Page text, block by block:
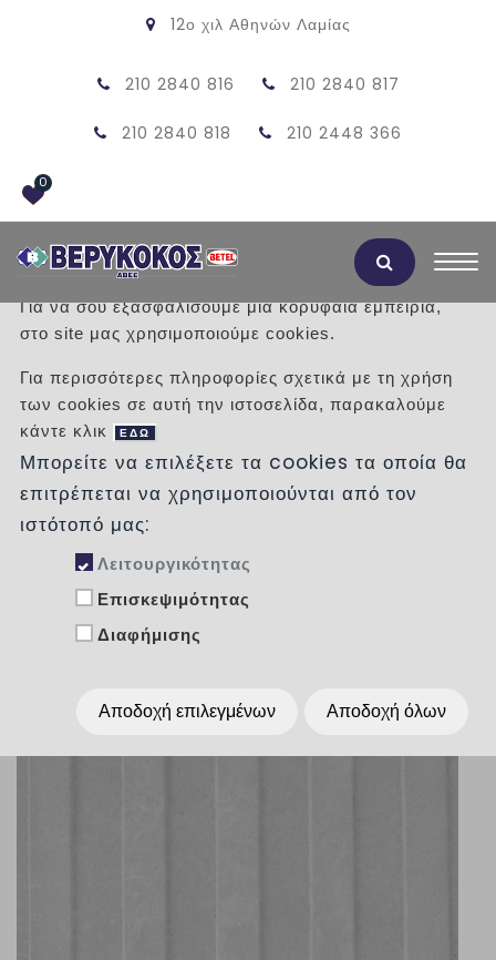
12ο χιλ Αθηνών Λαμίας
210 2840 816 210 2840 817
210 2840 818 210 2448 366
0
ΠΟΡΕΙΑΣ 40Χ40 ΓΚΡΙ
/ Προϊόντα / ΠΛΑΚΕΣ ΑΜΕΑ
Αποδοχή Cookies
Για να σου εξασφαλίσουμε μια κορυφαία εμπειρία,
στο site μας χρησιμοποιούμε cookies.
Για περισσότερες πληροφορίες σχετικά με τη χρήση
των cookies σε αυτή την ιστοσελίδα, παρακαλούμε
κάντε κλικ
ΕΔΩ
Μπορείτε να επιλέξετε τα cookies τα οποία θα
επιτρέπεται να χρησιμοποιούνται από τον
ιστότοπό μας:
Λειτουργικότητας
Επισκεψιμότητας
Διαφήμισης
Αποδοχή επιλεγμένων Αποδοχή όλων